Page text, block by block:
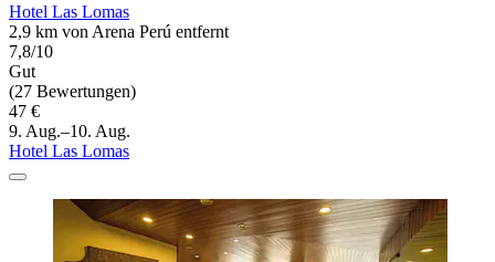
Hotel Las Lomas
2,9 km von Arena Perú entfernt
7,8/10
Gut
(27 Bewertungen)
47 €
9. Aug.–10. Aug.
Hotel Las Lomas